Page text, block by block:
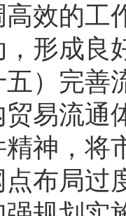
效的工
形成良
完善流
贸易流通
神，将
点布局过